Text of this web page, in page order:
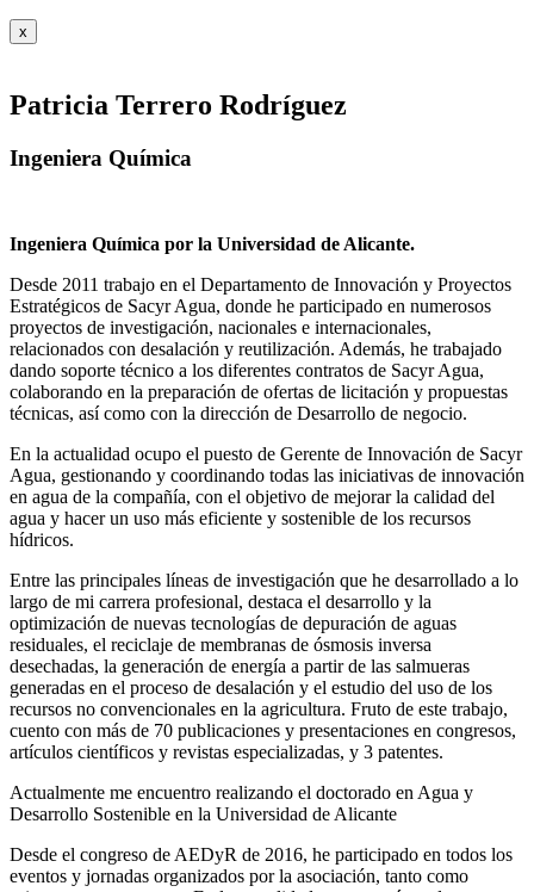
x
Patricia Terrero Rodríguez
Ingeniera Química
Ingeniera Química por la Universidad de Alicante.
Desde 2011 trabajo en el Departamento de Innovación y Proyectos
Estratégicos de Sacyr Agua, donde he participado en numerosos
proyectos de investigación, nacionales e internacionales,
relacionados con desalación y reutilización. Además, he trabajado
dando soporte técnico a los diferentes contratos de Sacyr Agua,
colaborando en la preparación de ofertas de licitación y propuestas
técnicas, así como con la dirección de Desarrollo de negocio.
En la actualidad ocupo el puesto de Gerente de Innovación de Sacyr
Agua, gestionando y coordinando todas las iniciativas de innovación
en agua de la compañía, con el objetivo de mejorar la calidad del
agua y hacer un uso más eficiente y sostenible de los recursos
hídricos.
Entre las principales líneas de investigación que he desarrollado a lo
largo de mi carrera profesional, destaca el desarrollo y la
optimización de nuevas tecnologías de depuración de aguas
residuales, el reciclaje de membranas de ósmosis inversa
desechadas, la generación de energía a partir de las salmueras
generadas en el proceso de desalación y el estudio del uso de los
recursos no convencionales en la agricultura. Fruto de este trabajo,
cuento con más de 70 publicaciones y presentaciones en congresos,
artículos científicos y revistas especializadas, y 3 patentes.
Actualmente me encuentro realizando el doctorado en Agua y
Desarrollo Sostenible en la Universidad de Alicante
Desde el congreso de AEDyR de 2016, he participado en todos los
eventos y jornadas organizados por la asociación, tanto como